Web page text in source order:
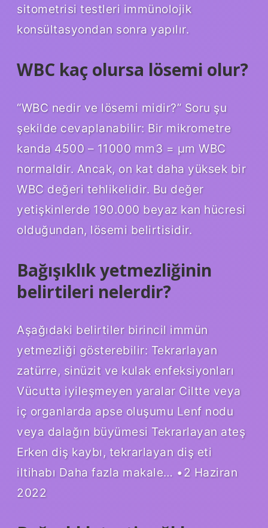
sitometrisi testleri immünolojik
konsültasyondan sonra yapılır.
WBC kaç olursa lösemi olur?
“WBC nedir ve lösemi midir?” Soru şu
şekilde cevaplanabilir: Bir mikrometre
kanda 4500 – 11000 mm3 = µm WBC
normaldir. Ancak, on kat daha yüksek bir
WBC değeri tehlikelidir. Bu değer
yetişkinlerde 190.000 beyaz kan hücresi
olduğundan, lösemi belirtisidir.
Bağışıklık yetmezliğinin
belirtileri nelerdir?
Aşağıdaki belirtiler birincil immün
yetmezliği gösterebilir: Tekrarlayan
zatürre, sinüzit ve kulak enfeksiyonları
Vücutta iyileşmeyen yaralar Ciltte veya
iç organlarda apse oluşumu Lenf nodu
veya dalağın büyümesi Tekrarlayan ateş
Erken diş kaybı, tekrarlayan diş eti
iltihabı Daha fazla makale… •2 Haziran
2022